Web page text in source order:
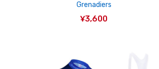
Grenadiers
¥3,600